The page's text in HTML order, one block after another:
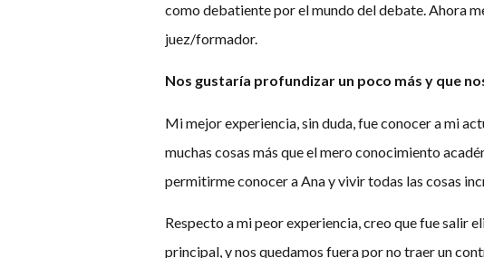
como debatiente por el mundo del debate. Ahora
juez/formador.
Nos gustaría profundizar un poco más y que
Mi mejor experiencia, sin duda, fue conocer a mi
muchas cosas más que el mero conocimiento
permitirme conocer a Ana y vivir todas las cosas
Respecto a mi peor experiencia, creo que fue salir
principal, y nos quedamos fuera por no traer un